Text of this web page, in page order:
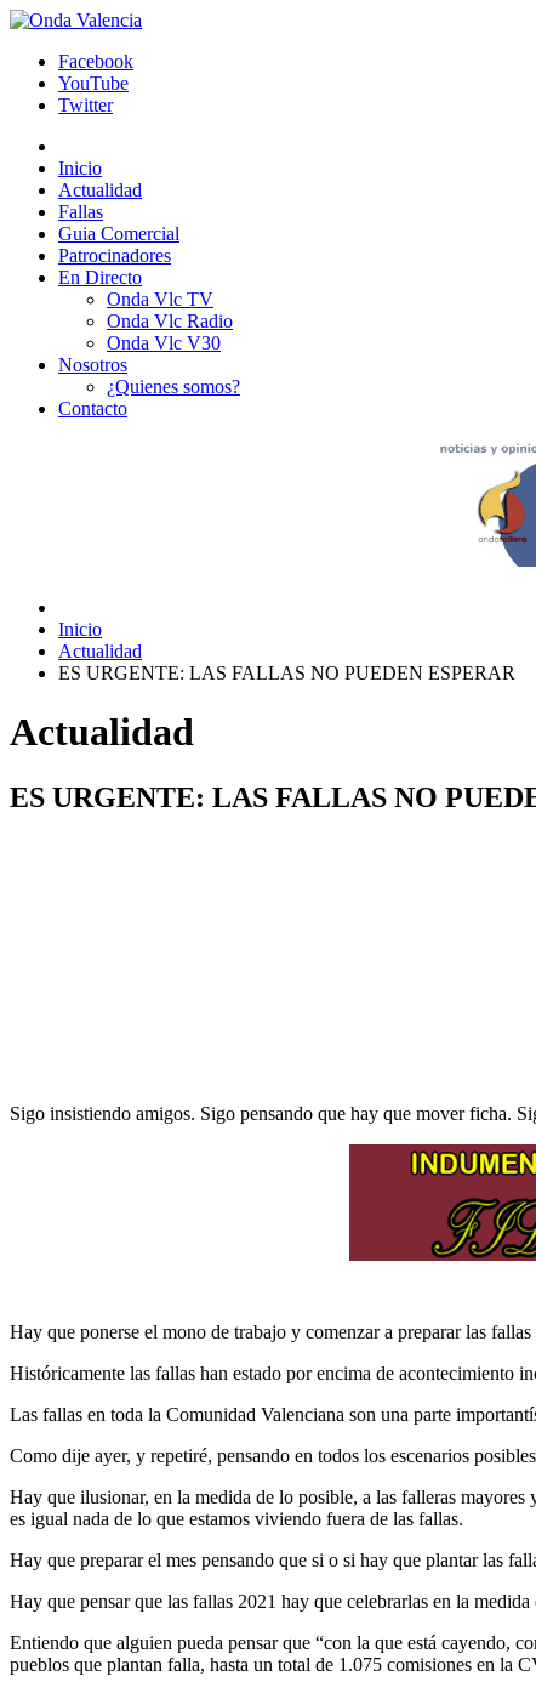
Facebook
YouTube
Twitter
Inicio
Actualidad
Fallas
Guia Comercial
Patrocinadores
En Directo
Onda Vlc TV
Onda Vlc Radio
Onda Vlc V30
Nosotros
¿Quienes somos?
Contacto
Inicio
Actualidad
ES URGENTE: LAS FALLAS NO PUEDEN ESPERAR
Actualidad
ES URGENTE: LAS FALLAS NO
Sigo insistiendo amigos. Sigo pensando que hay que mover ficha.
Hay que ponerse el mono de trabajo y comenzar a preparar las
Históricamente las fallas han estado por encima de acontecimiento
Las fallas en toda la Comunidad Valenciana son una parte
Como dije ayer, y repetiré, pensando en todos los escenarios
Hay que ilusionar, en la medida de lo posible, a las falleras mayores
es igual nada de lo que estamos viviendo fuera de las fallas.
Hay que preparar el mes pensando que si o si hay que plantar las
Hay que pensar que las fallas 2021 hay que celebrarlas en la
Entiendo que alguien pueda pensar que “con la que está cayendo,
pueblos que plantan falla, hasta un total de 1.075 comisiones en la